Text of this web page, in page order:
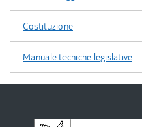
Costituzione
Manuale tecniche legislative